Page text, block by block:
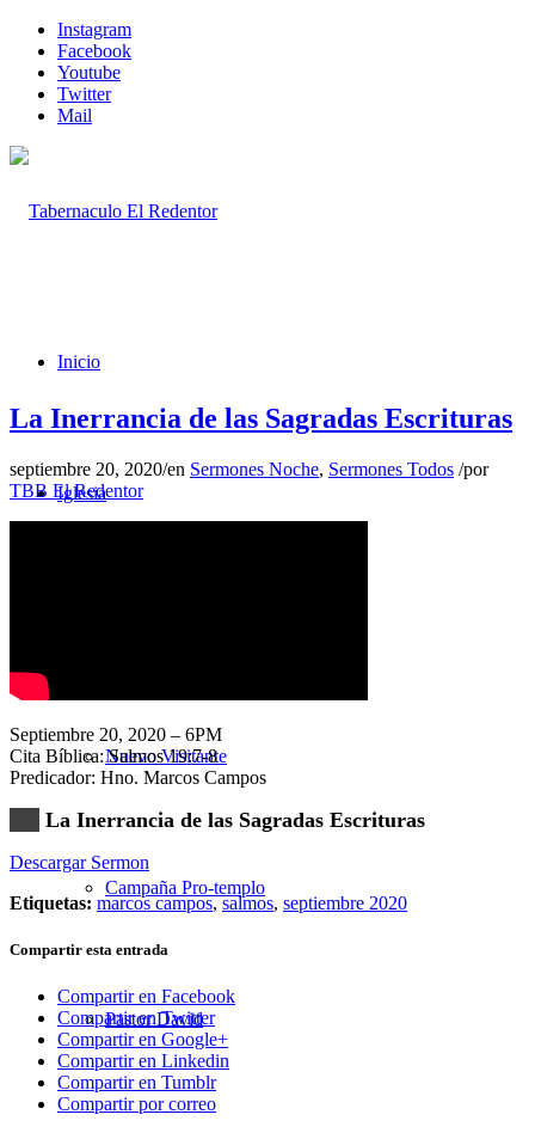
Instagram
Facebook
Youtube
Twitter
Mail
Inicio
Iglesia
Nuevo Visitante
Campaña Pro-templo
Pastor David
La Inerrancia de las Sagradas Escrituras
septiembre 20, 2020/en Sermones Noche, Sermones Todos /por
TBB El Redentor
Septiembre 20, 2020 – 6PM
Cita Bíblica: Salmos 19:7-8
Predicador: Hno. Marcos Campos
La Inerrancia de las Sagradas Escrituras
Descargar Sermon
Etiquetas: marcos campos,salmos, septiembre 2020
Compartir esta entrada
Compartir en Facebook
Compartir en Twitter
Compartir en Google+
Compartir en Linkedin
Compartir en Tumblr
Compartir por correo